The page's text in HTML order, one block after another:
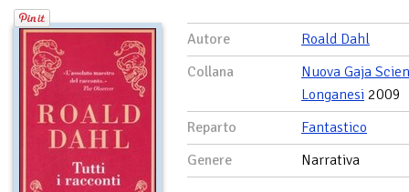
Autore
Roald Dahl
Collana
Nuova Gaja
Longanesi 2009
Reparto
Fantastico
Genere
Narrativa